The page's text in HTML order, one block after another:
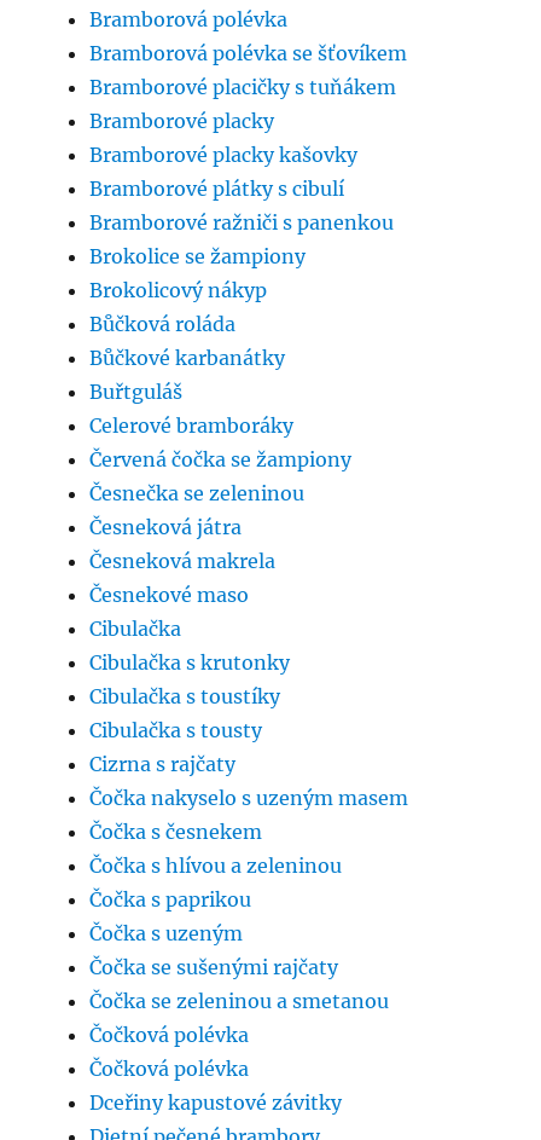
Bramborová polévka
Bramborová polévka se šťovíkem
Bramborové placičky s tuňákem
Bramborové placky
Bramborové placky kašovky
Bramborové plátky s cibulí
Bramborové ražniči s panenkou
Brokolice se žampiony
Brokolicový nákyp
Bůčková roláda
Bůčkové karbanátky
Buřtguláš
Celerové bramboráky
Červená čočka se žampiony
Česnečka se zeleninou
Česneková játra
Česneková makrela
Česnekové maso
Cibulačka
Cibulačka s krutonky
Cibulačka s toustíky
Cibulačka s tousty
Cizrna s rajčaty
Čočka nakyselo s uzeným masem
Čočka s česnekem
Čočka s hlívou a zeleninou
Čočka s paprikou
Čočka s uzeným
Čočka se sušenými rajčaty
Čočka se zeleninou a smetanou
Čočková polévka
Čočková polévka
Dceřiny kapustové závitky